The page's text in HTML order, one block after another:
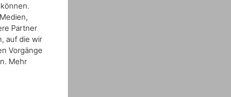
Partner
auf die wir
Vorgänge
Mehr